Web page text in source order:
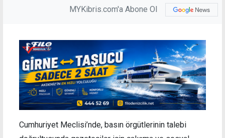
MYKibris.com'a Abone Ol
Cumhuriyet Meclisi’nde, basın örgütlerinin talebi